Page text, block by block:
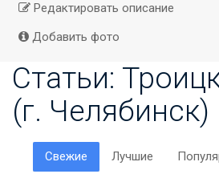
Редактировать описание
Добавить фото
Статьи:
(г. Челябинск)
Свежие Лучшие